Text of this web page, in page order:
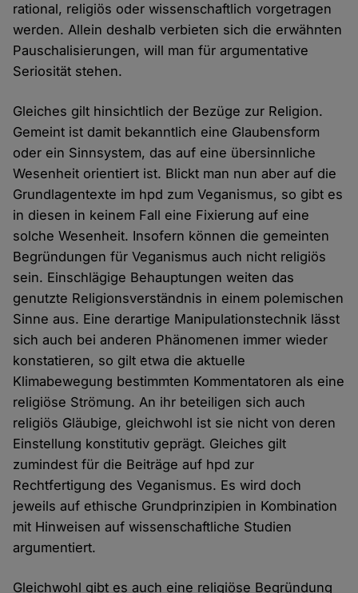
rational, religiös oder wissenschaftlich vorgetragen
werden. Allein deshalb verbieten sich die erwähnten
Pauschalisierungen, will man für argumentative
Seriosität stehen.
Gleiches gilt hinsichtlich der Bezüge zur Religion.
Gemeint ist damit bekanntlich eine Glaubensform
oder ein Sinnsystem, das auf eine übersinnliche
Wesenheit orientiert ist. Blickt man nun aber auf die
Grundlagentexte im hpd zum Veganismus, so gibt es
in diesen in keinem Fall eine Fixierung auf eine
solche Wesenheit. Insofern können die gemeinten
Begründungen für Veganismus auch nicht religiös
sein. Einschlägige Behauptungen weiten das
genutzte Religionsverständnis in einem polemischen
Sinne aus. Eine derartige Manipulationstechnik lässt
sich auch bei anderen Phänomenen immer wieder
konstatieren, so gilt etwa die aktuelle
Klimabewegung bestimmten Kommentatoren als eine
religiöse Strömung. An ihr beteiligen sich auch
religiös Gläubige, gleichwohl ist sie nicht von deren
Einstellung konstitutiv geprägt. Gleiches gilt
zumindest für die Beiträge auf hpd zur
Rechtfertigung des Veganismus. Es wird doch
jeweils auf ethische Grundprinzipien in Kombination
mit Hinweisen auf wissenschaftliche Studien
argumentiert.
Gleichwohl gibt es auch eine religiöse Begründung